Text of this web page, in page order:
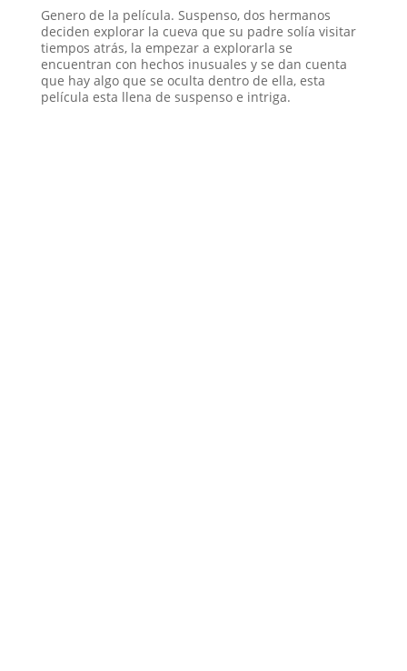
Genero de la película. Suspenso, dos hermanos
deciden explorar la cueva que su padre solía visitar
tiempos atrás, la empezar a explorarla se
encuentran con hechos inusuales y se dan cuenta
que hay algo que se oculta dentro de ella, esta
película esta llena de suspenso e intriga.